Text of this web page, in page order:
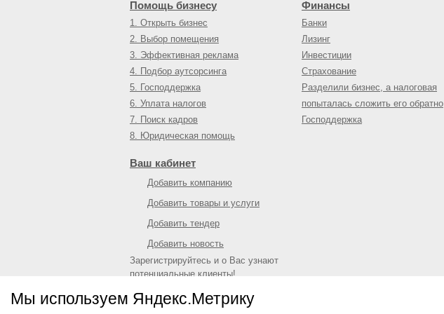
Мы используем Яндекс.Метрику
Помощь бизнесу
1. Открыть бизнес
2. Выбор помещения
3. Эффективная реклама
4. Подбор аутсорсинга
5. Господдержка
6. Уплата налогов
7. Поиск кадров
8. Юридическая помощь
Финансы
Банки
Лизинг
Инвестиции
Страхование
Разделили бизнес, а налоговая
попыталась сложить его обратно
Господдержка
Ваш кабинет
Добавить компанию
Добавить товары и услуги
Добавить тендер
Добавить новость
Зарегистрируйтесь и о Вас узнают
потенциальные клиенты!